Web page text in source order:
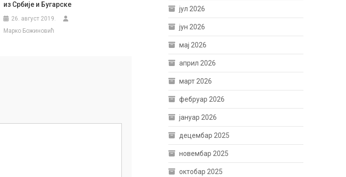
из Србије и Бугарске
26. август 2019.
Марко Божиновић
јул 2026
јун 2026
мај 2026
април 2026
март 2026
фебруар 2026
јануар 2026
децембар 2025
новембар 2025
октобар 2025